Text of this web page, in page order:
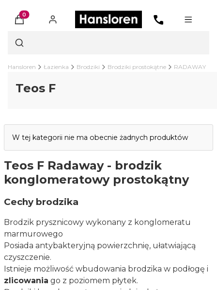
Produkty w koszyku: 0. Zobacz szczegóły
Otwórz wyszukiwarkę
Hansloren Łazienka Brodziki Brodziki prostokątne RADAWAY
Teos F
Lista produktów
W tej kategorii nie ma obecnie żadnych produktów
Teos F Radaway - brodzik
konglomeratowy prostokątny
Cechy brodzika
Brodzik prysznicowy wykonany z konglomeratu
marmurowego
Posiada antybakteryjną powierzchnię, ułatwiającą
czyszczenie.
Istnieje możliwość wbudowania brodzika w podłogę i
zlicowania go z poziomem płytek.